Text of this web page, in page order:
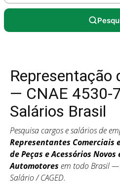
Representação
— CNAE
Salários Brasil
Pesquisa cargos e salários de
Representantes Comerciais
de Peças e Acessórios
Automotores em todo Brasil —
Salário / CAGED.